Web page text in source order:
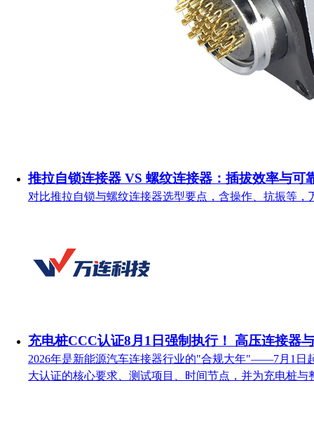
推拉自锁连接器 VS 螺纹连接器：插拔效率与可
对比推拉自锁与螺纹连接器选型要点，含操作、抗振等，
充电桩CCC认证8月1日强制执行！ 高压连接器
2026年是新能源汽车连接器行业的"合规大年"——7月1日
大认证的核心要求、测试项目、时间节点，并为充电桩